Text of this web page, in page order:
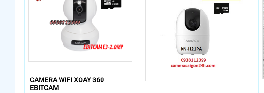
CAMERA WIFI XOAY 360
EBITCAM